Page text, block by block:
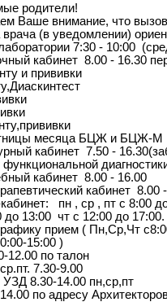
родители!
Ваше внимание, что вызов
врача (в уведомлении)
7:30 - 10:00
кабинет  8.00 - 16.30
и прививки
месяца БЦЖ и БЦЖ-М
кабинет  7.50 -
функциональной
кабинет  8.00 - 16.00
кабинет  8.00
кабинет:   пн , ср , пт с 8:00
до 13:00  чт с 12:00 до 17:00.
прием ( Пн,Ср,Чт
15:00 )
12.00 по талон
7.30-9.00
УЗД 8.30-14.00 пн,ср,пт
по адресу